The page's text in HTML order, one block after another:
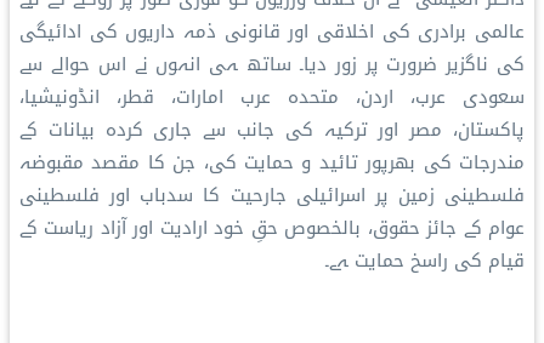
عالمی برادری کی اخلاقی اور قانونی ذمہ داریوں کی ادائیگی
کی ناگزیر ضرورت پر زور دیا۔ ساتھ ہی انہوں نے اس حوالے سے
سعودی عرب، اردن، متحدہ عرب امارات، قطر، انڈونیشیا،
پاکستان، مصر اور ترکیہ کی جانب سے جاری کردہ بیانات کے
مندرجات کی بھرپور تائید و حمایت کی، جن کا مقصد مقبوضہ
فلسطینی زمین پر اسرائیلی جارحیت کا سدباب اور فلسطینی
عوام کے جائز حقوق، بالخصوص حقِ خود ارادیت اور آزاد ریاست کے
قیام کی راسخ حمایت ہے۔